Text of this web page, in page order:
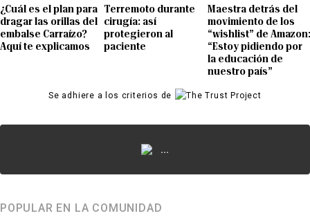
¿Cuál es el plan para
dragar las orillas del
embalse Carraízo?
Aquí te explicamos
Terremoto durante
cirugía: así
protegieron al
paciente
Maestra detrás del
movimiento de los
“wishlist” de Amazon:
“Estoy pidiendo por
la educación de
nuestro país”
Se adhiere a los criterios de
...
POPULAR EN LA COMUNIDAD